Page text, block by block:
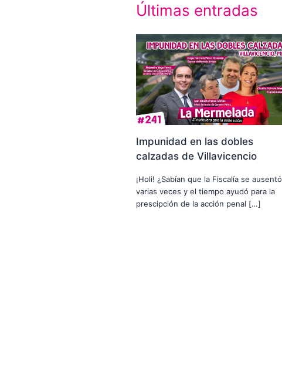
Últimas entradas
Impunidad en las dobles
calzadas de Villavicencio
¡Holi! ¿Sabían que la Fiscalía se ausentó
varias veces y el tiempo ayudó para la
prescipción de la acción penal […]